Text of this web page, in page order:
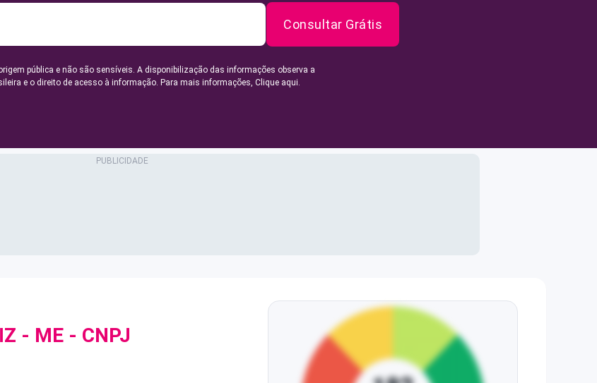
Consultar Grátis
pública e não são sensíveis. A disponibilização das informações observa a
e o direito de acesso à informação. Para mais informações, Clique aqui.
- ME - CNPJ